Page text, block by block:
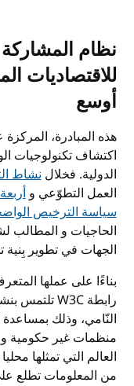
نظام
للاقتصاديات
أوسع
هذه المبادرة،
اكتشاف تكنولوجيات
الدولية. فخلالنشاط
العمل التطوّعي و
سياسة الترخيص
الحاجيات و المطالب
الجهات في تطوير
بناءًا على عملها
رابطةW3Cتلتمس
النّامي، وذلك
منظمات غير حكومية
العالم التي تمثلها
من المعلومات تطلع